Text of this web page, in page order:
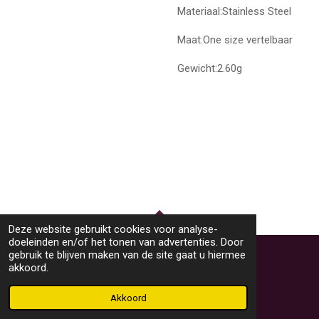
Deze website gebruikt cookies voor analyse-
doeleinden en/of het tonen van advertenties. Door
gebruik te blijven maken van de site gaat u hiermee
akkoord.
Akkoord
Materiaal:Stainless Steel
Maat:One size vertelbaar
Gewicht:2.60g
TOP